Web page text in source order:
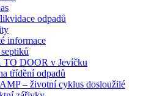
odpadů
informace
TO DOOR v Jevíčku
třídění odpadů
– životní cyklus dosloužilé